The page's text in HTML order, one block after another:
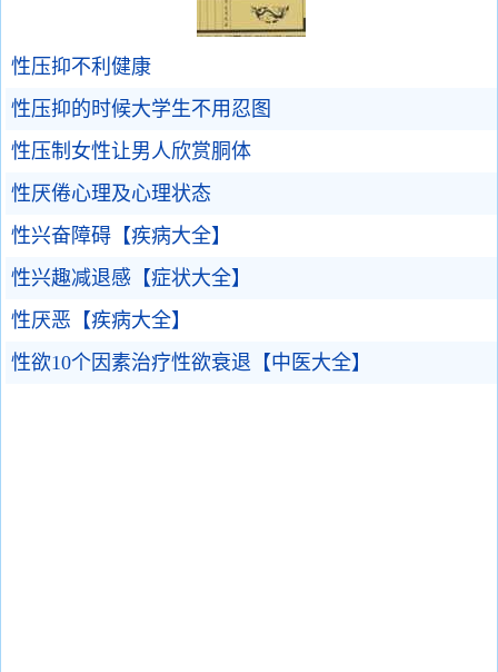
性压抑不利健康
性压抑的时候大学生不用忍图
性压制女性让男人欣赏胴体
性厌倦心理及心理状态
性兴奋障碍【疾病大全】
性兴趣减退感【症状大全】
性厌恶【疾病大全】
性欲10个因素治疗性欲衰退【中医大全】